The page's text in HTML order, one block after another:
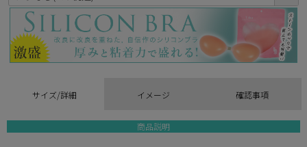
須
)
サイズ/詳細 イメージ 確認事項
商品説明